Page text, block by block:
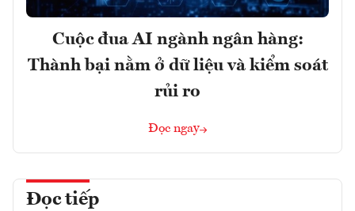
Cuộc đua AI ngành ngân hàng:
Thành bại nằm ở dữ liệu và kiểm soát
rủi ro
Đọc ngay
Đọc tiếp